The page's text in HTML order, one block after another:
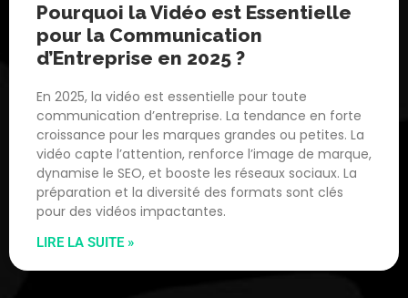
Pourquoi la Vidéo est Essentielle
pour la Communication
d’Entreprise en 2025 ?
En 2025, la vidéo est essentielle pour toute
communication d’entreprise. La tendance en forte
croissance pour les marques grandes ou petites. La
vidéo capte l’attention, renforce l’image de marque,
dynamise le SEO, et booste les réseaux sociaux. La
préparation et la diversité des formats sont clés
pour des vidéos impactantes.
LIRE LA SUITE »